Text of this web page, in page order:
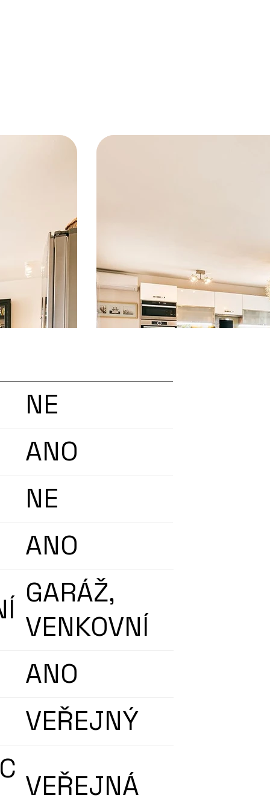
NE
ANO
NE
ANO
GARÁŽ,
VENKOVNÍ
ANO
VEŘEJNÝ
VEŘEJNÁ